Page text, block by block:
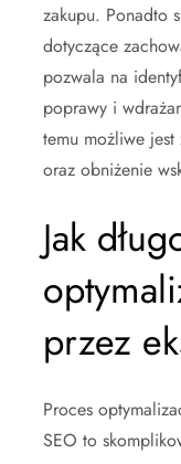
zakupu. Ponadto
dotyczące
pozwala na
poprawy i
temu możliwe jest
oraz obniżenie
Jak
przez
Proces
SEO to